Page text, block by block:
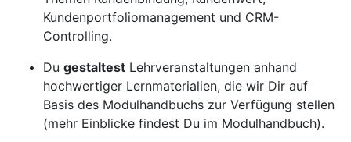
Kundenportfoliomanagement und CRM-
Controlling.
Du gestaltest Lehrveranstaltungen anhand
hochwertiger Lernmaterialien, die wir Dir auf
Basis des Modulhandbuchs zur Verfügung stellen
(mehr Einblicke findest Du im Modulhandbuch).